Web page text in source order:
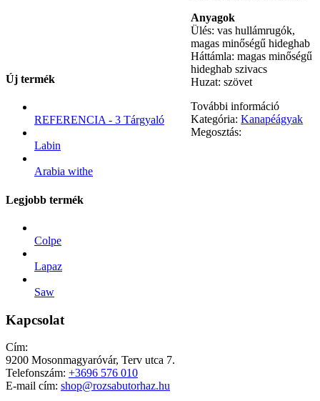
Anyagok
Ülés: vas hullámrugók,
magas minőségű hideghab
Háttámla: magas minőségű
hideghab szivacs
Huzat: szövet
További információ
Kategória:Kanapéágyak
Megosztás:
Új termék
REFERENCIA - 3 Tárgyaló
Labin
Arabia withe
Legjobb termék
Colpe
Lapaz
Saw
Kapcsolat
Cím:
9200 Mosonmagyaróvár, Terv utca 7.
Telefonszám: +3696 576 010
E-mail cím: shop@rozsabutorhaz.hu